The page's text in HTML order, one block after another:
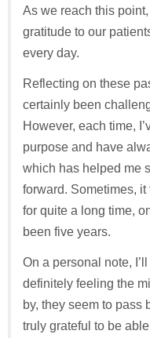
As we reach this
gratitude to our
every day.
Reflecting on these
certainly been
However, each time,
purpose and have
which has helped me
forward. Sometimes,
for quite a long time,
been five years.
On a personal note,
definitely feeling the
by, they seem to pass
truly grateful to be